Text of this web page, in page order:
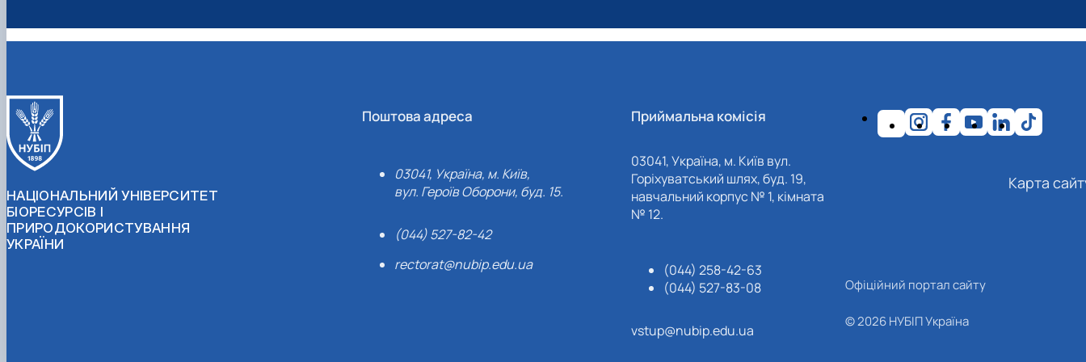
НАЦІОНАЛЬНИЙ УНІВЕРСИТЕТ
БІОРЕСУРСІВ І
ПРИРОДОКОРИСТУВАННЯ
УКРАЇНИ
Поштова адреса
03041, Україна, м. Київ,
вул. Героїв Оборони, буд. 15.
(044) 527-82-42
rectorat@nubip.edu.ua
Приймальна комісія
03041, Україна, м. Київ вул.
Горіхуватський шлях, буд. 19,
навчальний корпус № 1, кімната
№ 12.
(044) 258-42-63
(044) 527-83-08
vstup@nubip.edu.ua
Карта
Офіційний портал сайту
© 2026 НУБІП Україна